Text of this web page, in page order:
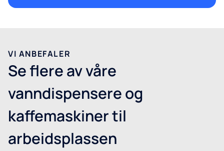
VI ANBEFALER
Se flere av våre
vanndispensere og
kaffemaskiner til
arbeidsplassen